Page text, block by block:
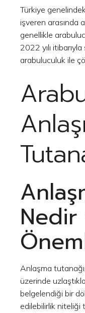
Türkiye
işveren arasında
genellikle
2022 yılı
arabuluculuk ile
Anlaşma
üzerinde
belgelendiği bir
edilebilirlik niteliği